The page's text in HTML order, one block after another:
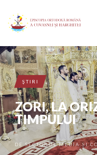
ŞTIRI
ZORI, LA
TIMPULUI
DE SECTORUL MEDIA ȘI